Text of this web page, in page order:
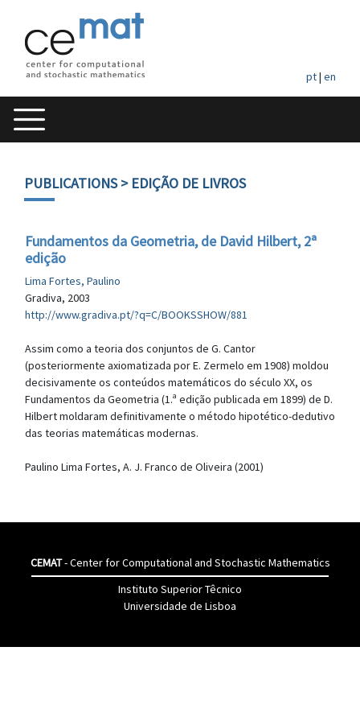
pt| en
PUBLICATIONS> EDIÇÃO DE LIVROS
Fundamentos da Geometria, de David Hilbert, 2ª
edição
Lima Fortes, Paulino
Gradiva, 2003
http://www.gradiva.pt/?q=C/BOOKSSHOW/881
Assim como a teoria dos conjuntos de G. Cantor
(posteriormente axiomatizada por E. Zermelo em 1908) moldou
decisivamente os conteúdos matemáticos do século XX, os
Fundamentos da Geometria (1.ª edição publicada em 1899) de D.
Hilbert moldaram definitivamente o método hipotético-dedutivo
das teorias matemáticas modernas.
Paulino Lima Fortes, A. J. Franco de Oliveira (2001)
CEMAT- Center for Computational and Stochastic Mathematics
Instituto Superior Têcnico
Universidade de Lisboa